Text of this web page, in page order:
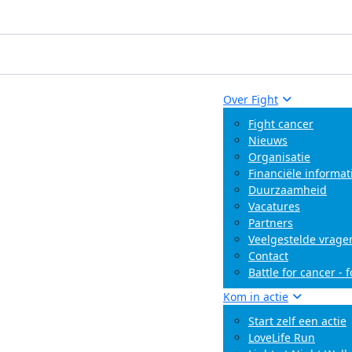
Over Fight
Fight cancer
Nieuws
Organisatie
Financiële
Duurzaamheid
Vacatures
Partners
Veelgestelde
Contact
Battle for cancer -
Kom in actie
Start zelf een actie
LoveLife Run